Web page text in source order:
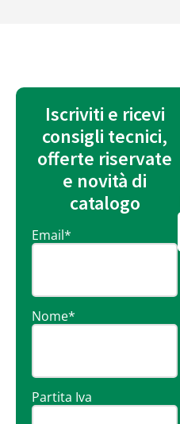
Iscriviti e ricevi
consigli tecnici,
offerte riservate
e novità di
catalogo
Email*
Nome*
Partita Iva